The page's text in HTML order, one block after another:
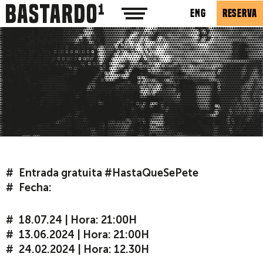
ENG RESERVA
Entrada gratuita #HastaQueSePete
Fecha:
18.07.24 | Hora: 21:00H
13.06.2024 | Hora: 21:00H
24.02.2024 |
Hora: 12.30H